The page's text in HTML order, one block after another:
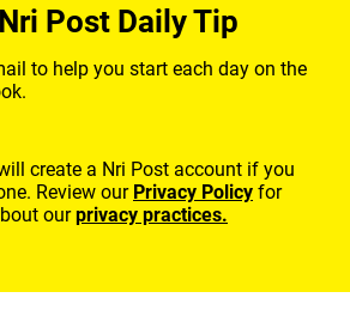
Post Daily Tip
to help you start each day on the
create a Nri Post account if you
Review our Privacy Policy for
ourprivacy practices.